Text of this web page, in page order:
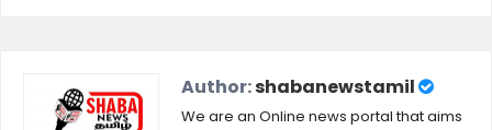
Author:shabanewstamil
We are an Online news portal that aims